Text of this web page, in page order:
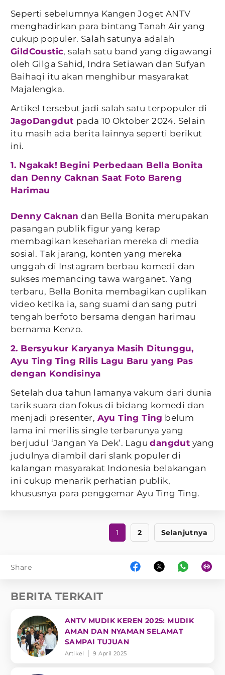
Seperti sebelumnya Kangen Joget ANTV
menghadirkan para bintang Tanah Air yang
cukup populer. Salah satunya adalah
GildCoustic, salah satu band yang digawangi
oleh Gilga Sahid, Indra Setiawan dan Sufyan
Baihaqi itu akan menghibur masyarakat
Majalengka.
Artikel tersebut jadi salah satu terpopuler di
JagoDangdut pada 10 Oktober 2024. Selain
itu masih ada berita lainnya seperti berikut
ini.
1. Ngakak! Begini Perbedaan Bella Bonita
dan Denny Caknan Saat Foto Bareng
Harimau
Denny Caknan dan Bella Bonita merupakan
pasangan publik figur yang kerap
membagikan keseharian mereka di media
sosial. Tak jarang, konten yang mereka
unggah di Instagram berbau komedi dan
sukses memancing tawa warganet. Yang
terbaru, Bella Bonita membagikan cuplikan
video ketika ia, sang suami dan sang putri
tengah berfoto bersama dengan harimau
bernama Kenzo.
2. Bersyukur Karyanya Masih Ditunggu,
Ayu Ting Ting Rilis Lagu Baru yang Pas
dengan Kondisinya
Setelah dua tahun lamanya vakum dari dunia
tarik suara dan fokus di bidang komedi dan
menjadi presenter, Ayu Ting Ting belum
lama ini merilis single terbarunya yang
berjudul ‘Jangan Ya Dek’. Lagudangdut yang
judulnya diambil dari slank populer di
kalangan masyarakat Indonesia belakangan
ini cukup menarik perhatian publik,
khususnya para penggemar Ayu Ting Ting.
1 2 Selanjutnya
Share
BERITA TERKAIT
ANTV MUDIK KEREN 2025: MUDIK
AMAN DAN NYAMAN SELAMAT
SAMPAI TUJUAN
Artikel 9 April 2025